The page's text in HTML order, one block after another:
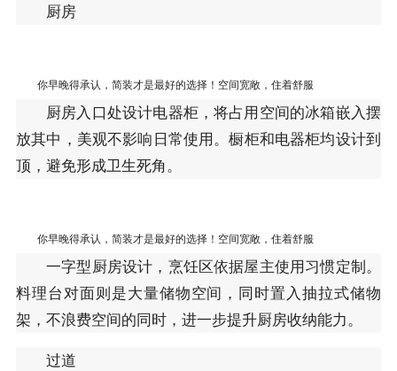
厨房
你早晚得承认，简装才是最好的选择！空间宽敞，住着舒服
厨房入口处设计电器柜，将占用空间的冰箱嵌入摆
放其中，美观不影响日常使用。橱柜和电器柜均设计到
顶，避免形成卫生死角。
你早晚得承认，简装才是最好的选择！空间宽敞，住着舒服
一字型厨房设计，烹饪区依据屋主使用习惯定制。
料理台对面则是大量储物空间，同时置入抽拉式储物
架，不浪费空间的同时，进一步提升厨房收纳能力。
过道